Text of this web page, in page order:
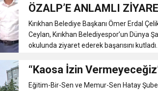
İTSO İŞ-KUR SGK TOPLANTI DUYURUSU
CEYLANDERE’DE BAŞKAN EMRAH KARAÇAY’A
BAŞKAN SAMİ ÜSTÜN’DEN GÖNÜLLERE DOKUNAN
ÖZALP’E ANLAMLI
Kırıkhan Belediye Başkanı Ömer Erdal
Ceylan, Kırıkhan Belediyespor’un Dünya
okulunda ziyaret ederek başarısını kutladı.
“Kaosa İzin
Eğitim-Bir-Sen ve Memur-Sen Hatay